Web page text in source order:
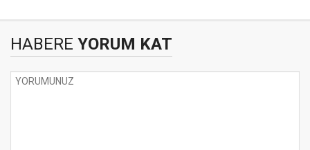
HABERE YORUM KAT